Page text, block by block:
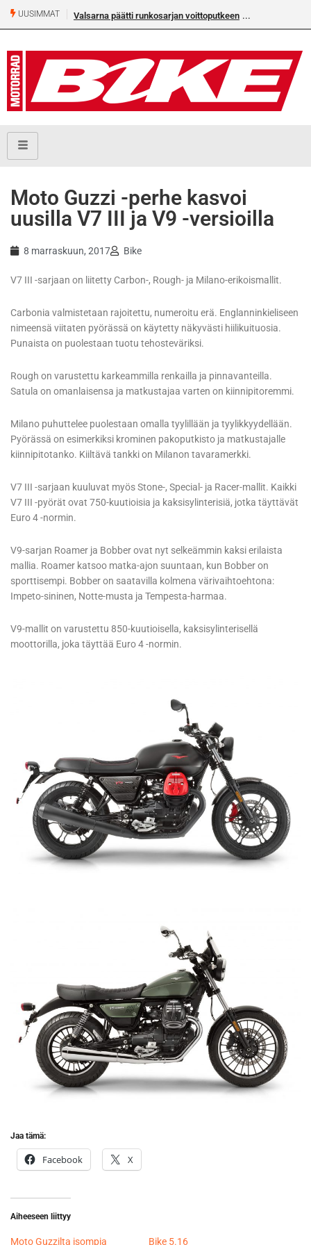
UUSIMMAT Valsarna päätti runkosarjan voittoputkeen
​Moto Guzzi -perhe kasvoi
uusilla V7 III ja V9 -versioilla
8 marraskuun, 2017 Bike
V7 III -sarjaan on liitetty Carbon-, Rough- ja Milano-erikoismallit.
Carbonia valmistetaan rajoitettu, numeroitu erä. Englanninkieliseen
nimeensä viitaten pyörässä on käytetty näkyvästi hiilikuituosia.
Punaista on puolestaan tuotu tehosteväriksi.
Rough on varustettu karkeammilla renkailla ja pinnavanteilla.
Satula on omanlaisensa ja matkustajaa varten on kiinnipitoremmi.
Milano puhuttelee puolestaan omalla tyylillään ja tyylikkyydellään.
Pyörässä on esimerkiksi krominen pakoputkisto ja matkustajalle
kiinnipitotanko. Kiiltävä tankki on Milanon tavaramerkki.
V7 III -sarjaan kuuluvat myös Stone-, Special- ja Racer-mallit. Kaikki
V7 III -pyörät ovat 750-kuutioisia ja kaksisylinterisiä, jotka täyttävät
Euro 4 -normin.
V9-sarjan Roamer ja Bobber ovat nyt selkeämmin kaksi erilaista
mallia. Roamer katsoo matka-ajon suuntaan, kun Bobber on
sporttisempi. Bobber on saatavilla kolmena värivaihtoehtona:
Impeto-sininen, Notte-musta ja Tempesta-harmaa.
V9-mallit on varustettu 850-kuutioisella, kaksisylinterisellä
moottorilla, joka täyttää Euro 4 -normin.
Jaa tämä:
Facebook X
Aiheeseen liittyy
Moto Guzzilta isompia
Bike 5.16